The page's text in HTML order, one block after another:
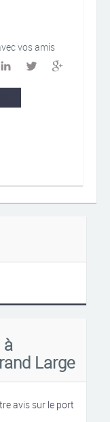
vos amis
à
Large
avis sur le port